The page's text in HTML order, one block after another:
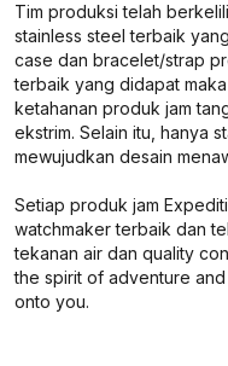
Tim produksi telah
stainless steel terbaik
case dan bracelet/strap
terbaik yang didapat
ketahanan produk jam
ekstrim. Selain itu, hanya
mewujudkan desain
Setiap produk jam
watchmaker terbaik dan
tekanan air dan quality
the spirit of adventure
onto you.